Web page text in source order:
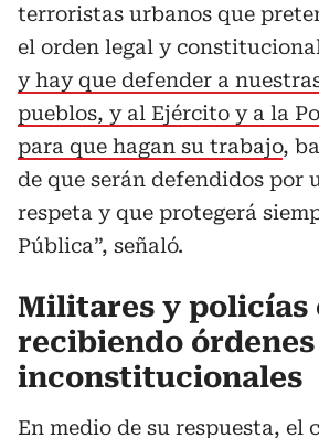
terroristas urbanos que
el orden legal y
y hay que defender a
pueblos, y al Ejército y a la
para que hagan su trabajo,
de que serán defendidos por
respeta y que protegerá
Pública”, señaló.
Militares y policías
recibiendo
inconstitucionales
En medio de su respuesta, el